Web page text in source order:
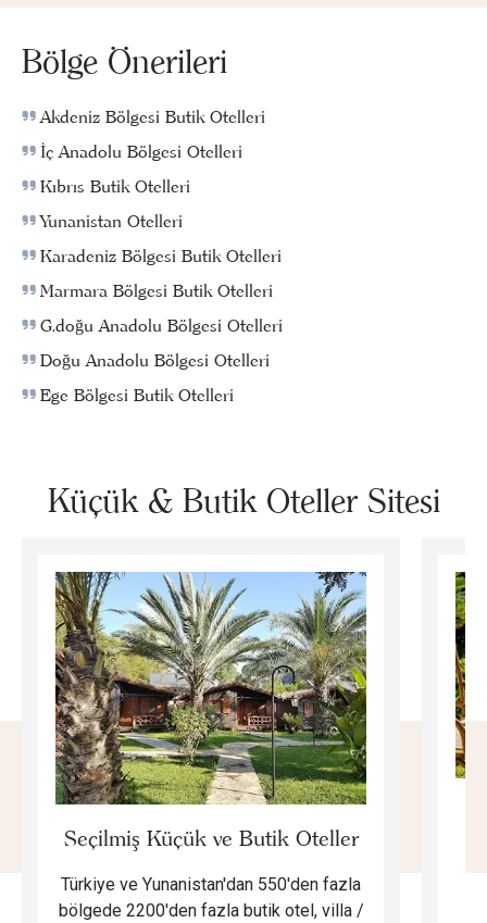
Bölge Önerileri
Akdeniz Bölgesi Butik Otelleri
İç Anadolu Bölgesi Otelleri
Kıbrıs Butik Otelleri
Yunanistan Otelleri
Karadeniz Bölgesi Butik Otelleri
Marmara Bölgesi Butik Otelleri
G.doğu Anadolu Bölgesi Otelleri
Doğu Anadolu Bölgesi Otelleri
Ege Bölgesi Butik Otelleri
Küçük & Butik Oteller Sitesi
Seçilmiş Küçük ve Butik Oteller
Türkiye ve Yunanistan'dan 550'den fazla
bölgede 2200'den fazla butik otel, villa /